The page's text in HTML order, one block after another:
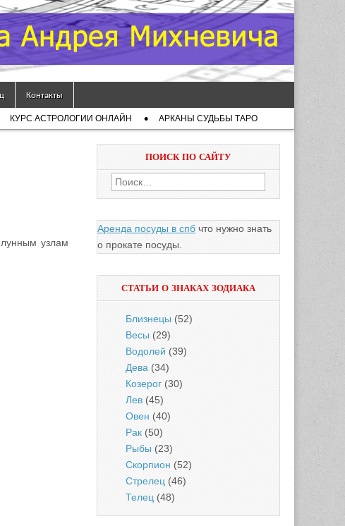
Контакты
КУРС АСТРОЛОГИИ ОНЛАЙН АРКАНЫ СУДЬБЫ ТАРО
узлам
ПОИСК ПО САЙТУ
Найти:
Аренда посуды в спб что нужно знать
о прокате посуды.
СТАТЬИ О ЗНАКАХ ЗОДИАКА
Близнецы (52)
Весы (29)
Водолей (39)
Дева (34)
Козерог (30)
Лев (45)
Овен (40)
Рак (50)
Рыбы (23)
Скорпион (52)
Стрелец (46)
Телец (48)